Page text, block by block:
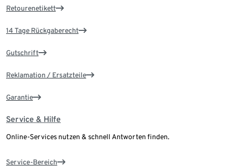
Retourenetikett
14 Tage Rückgaberecht
Gutschrift
Reklamation / Ersatzteile
Garantie
Service & Hilfe
Online-Services nutzen & schnell Antworten finden.
Service-Bereich